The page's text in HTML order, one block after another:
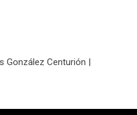
González Centurión |